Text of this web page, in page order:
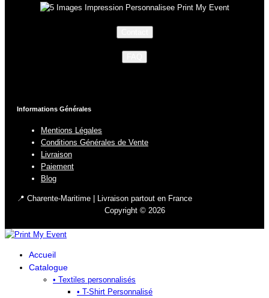
Informations Générales
Mentions Légales
Conditions Générales de Vente
Livraison
Paiement
Blog
📍 Charente-Maritime | Livraison partout en France
Copyright © 2026
Accueil
Catalogue
• Textiles personnalisés
• T-Shirt Personnalisé